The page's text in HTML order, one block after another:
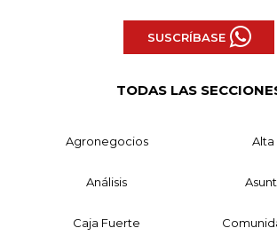
SUSCRÍBASE
TODAS LAS
Agronegocios Alta
Análisis
Caja Fuerte